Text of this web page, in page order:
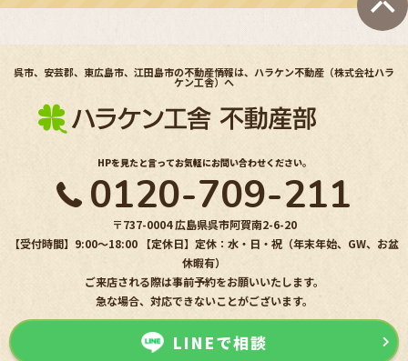
(4) ウェブサイトシステム管理会社（以下「サイト管理会社」といいま
なお、当社は、サイト管理会社が提供するサービス改善に必要な範囲で、
お客様の個人データをサイト管理会社に提供します。
このように提供された個人データにつきましては、サイト管理会社におい
て管理されることとなります。
ルマガジンなどによる情報提供、お客様による購買の分析をして、当社の
事業運営を改善するために、個人データ（お客様が指定された他の方の宛
先情報を除く）を利用します。
当社は、サイト管理会社に対し、個人情報保護法を遵守し、お客様のプラ
イバシーに配慮した個人情報の取り扱いをすることを規約などで義務づけ
４．お客様情報の第三者への開示・提供
当社は、前項3．の利用目的に記載した場合及び以下のいずれかに該当す
る場合を除き、お客さま情報を第三者へ開示又は提供いたしません。
(1) ご本人の同意がある場合
呉市、安芸郡、東広島市、江田島市の不動産情報は、ハラケン不動産（株式会社ハラ
ケン工舎）へ
HPを見たと言ってお気軽にお問い合わせください。
0120-709-211
〒737-0004 広島県呉市阿賀南2-6-20
【受付時間】9:00〜18:00 【定休日】定休：水・日・祝（年末年始、GW、お盆
休暇有）
ご来店される際は事前予約をお願いいたします。
急な場合、対応できないことがございます。
LINEで相談